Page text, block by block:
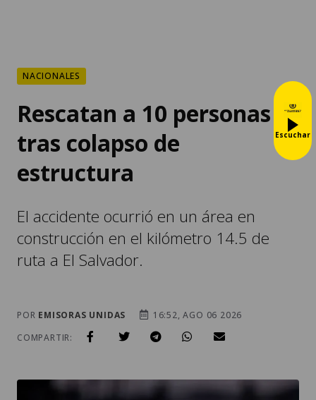
NACIONALES
Rescatan a 10 personas
tras colapso de
estructura
El accidente ocurrió en un área en
construcción en el kilómetro 14.5 de
ruta a El Salvador.
POR EMISORAS UNIDAS
16:52, AGO 06 2026
COMPARTIR:
Escuchar